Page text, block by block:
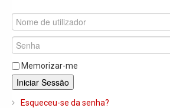
Produtos
Solar
Termoacumuladores e Depósitos de
Ar Condicionado
Memorizar-me
Iniciar Sessão
Esqueceu-se da senha?